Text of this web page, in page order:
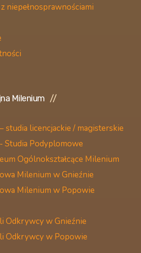
niepełnosprawnościami
Milenium
studia licencjackie / magisterskie
Studia Podyplomowe
Ogólnokształcące Milenium
Milenium w Gnieźnie
Milenium w Popowie
Odkrywcy w Gnieźnie
Odkrywcy w Popowie